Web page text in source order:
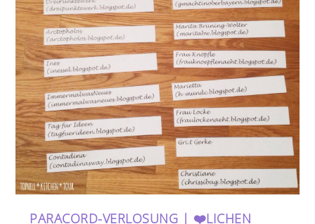
PARACORD-VERLOSUNG | ❤️LICHEN